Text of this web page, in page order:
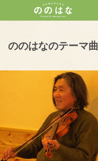
ののはなのテーマ曲